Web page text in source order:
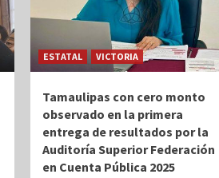
ESTATAL VICTORIA
Tamaulipas con cero monto
observado en la primera
entrega de resultados por la
Auditoría Superior Federación
en Cuenta Pública 2025